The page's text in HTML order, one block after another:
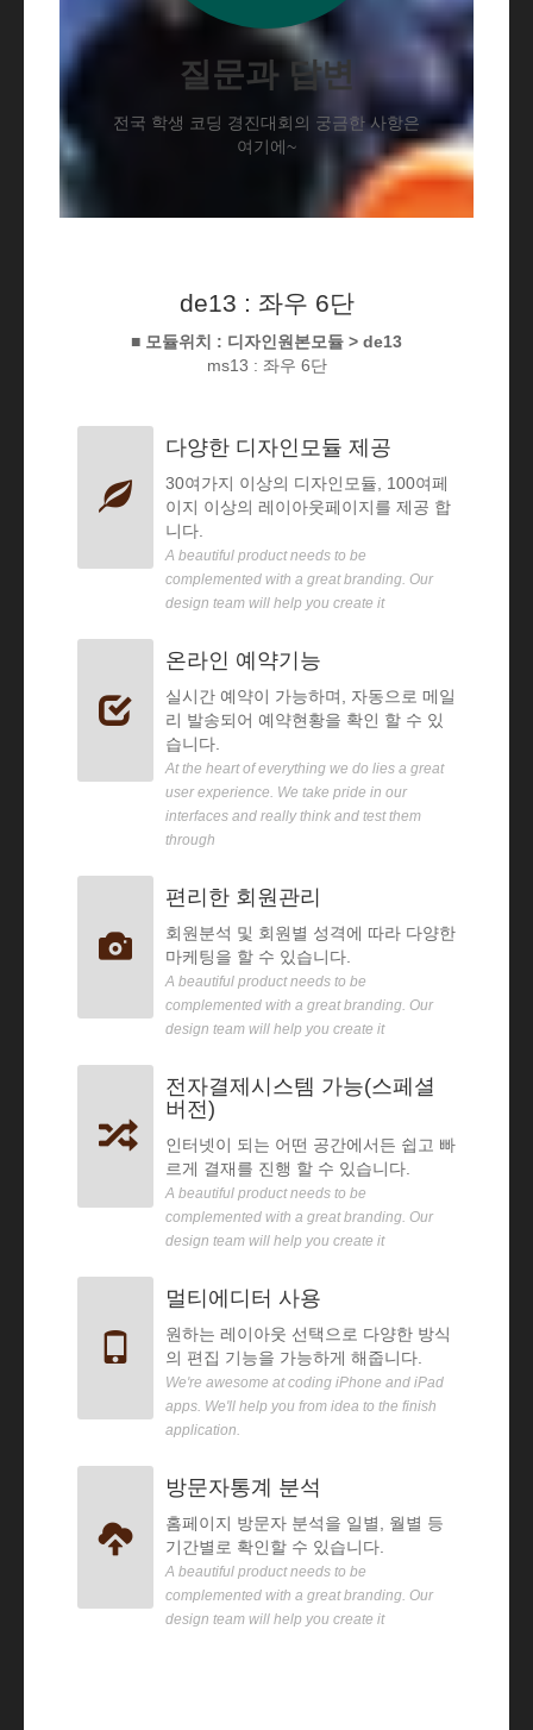
질문과 답변
전국 학생 코딩 경진대회의 궁금한 사항은
여기에~
de13 : 좌우 6단
■ 모듈위치 : 디자인원본모듈 > de13
ms13 : 좌우 6단
다양한 디자인모듈 제공
30여가지 이상의 디자인모듈, 100여페
이지 이상의 레이아웃페이지를 제공 합
니다.
A beautiful product needs to be
complemented with a great branding. Our
design team will help you create it
온라인 예약기능
실시간 예약이 가능하며, 자동으로 메일
리 발송되어 예약현황을 확인 할 수 있
습니다.
At the heart of everything we do lies a great
user experience. We take pride in our
interfaces and really think and test them
through
편리한 회원관리
회원분석 및 회원별 성격에 따라 다양한
마케팅을 할 수 있습니다.
A beautiful product needs to be
complemented with a great branding. Our
design team will help you create it
전자결제시스템 가능(스페셜
버전)
인터넷이 되는 어떤 공간에서든 쉽고 빠
르게 결재를 진행 할 수 있습니다.
A beautiful product needs to be
complemented with a great branding. Our
design team will help you create it
멀티에디터 사용
원하는 레이아웃 선택으로 다양한 방식
의 편집 기능을 가능하게 해줍니다.
We're awesome at coding iPhone and iPad
apps. We'll help you from idea to the finish
application.
방문자통계 분석
홈페이지 방문자 분석을 일별, 월별 등
기간별로 확인할 수 있습니다.
A beautiful product needs to be
complemented with a great branding. Our
design team will help you create it